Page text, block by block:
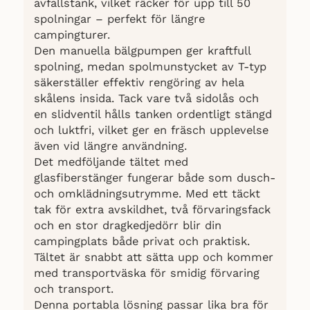
avfallstank, vilket räcker för upp till 50
spolningar – perfekt för längre
campingturer.
Den manuella bälgpumpen ger kraftfull
spolning, medan spolmunstycket av T-typ
säkerställer effektiv rengöring av hela
skålens insida. Tack vare två sidolås och
en slidventil hålls tanken ordentligt stängd
och luktfri, vilket ger en fräsch upplevelse
även vid längre användning.
Det medföljande tältet med
glasfiberstänger fungerar både som dusch-
och omklädningsutrymme. Med ett täckt
tak för extra avskildhet, två förvaringsfack
och en stor dragkedjedörr blir din
campingplats både privat och praktisk.
Tältet är snabbt att sätta upp och kommer
med transportväska för smidig förvaring
och transport.
Denna portabla lösning passar lika bra för